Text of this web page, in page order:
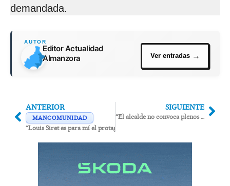
demandada.
Editor Actualidad
Almanzora
ANTERIOR
MANCOMUNIDAD
“Louis Siret es para mí el protagonista de una novela de aventuras
SIGUIENTE
“El alcalde no convoca plenos porque no tiene gestión que mostrar”